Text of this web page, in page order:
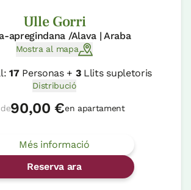
Ulle Gorri
apregindana /Alava | Araba
Mostra al mapa
17Personas + 3Llits supletoris
Distribució
90,00 €en apartament
Més informació
Reserva ara